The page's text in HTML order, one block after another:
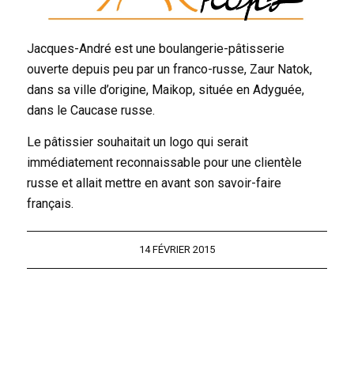
Jacques-André est une boulangerie-pâtisserie
ouverte depuis peu par un franco-russe, Zaur Natok,
dans sa ville d’origine, Maikop, située en Adyguée,
dans le Caucase russe.
Le pâtissier souhaitait un logo qui serait
immédiatement reconnaissable pour une clientèle
russe et allait mettre en avant son savoir-faire
français.
14 FÉVRIER 2015